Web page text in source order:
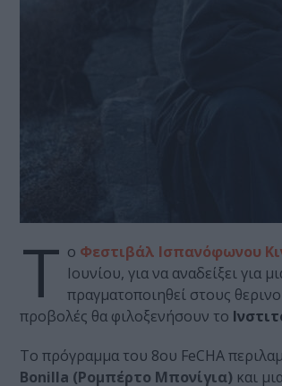
Τ ο Φεστιβάλ Ισπανόφωνου
Ιουνίου, για να αναδείξει
πραγματοποιηθεί στους
προβολές θα φιλοξενήσουν το
Το πρόγραμμα του 8ου FeCHA
Bonilla (Ρομπέρτο Μπονίγια) και